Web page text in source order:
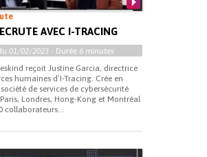
AVEC I-TRACING
01/02/2023 - Durée 6 minutes
reçoit Justine Garcia, directrice
humaines d’I-Tracing. Crée en
de services de cybersécurité
Londres, Hong-Kong et Montréal
collaborateurs...